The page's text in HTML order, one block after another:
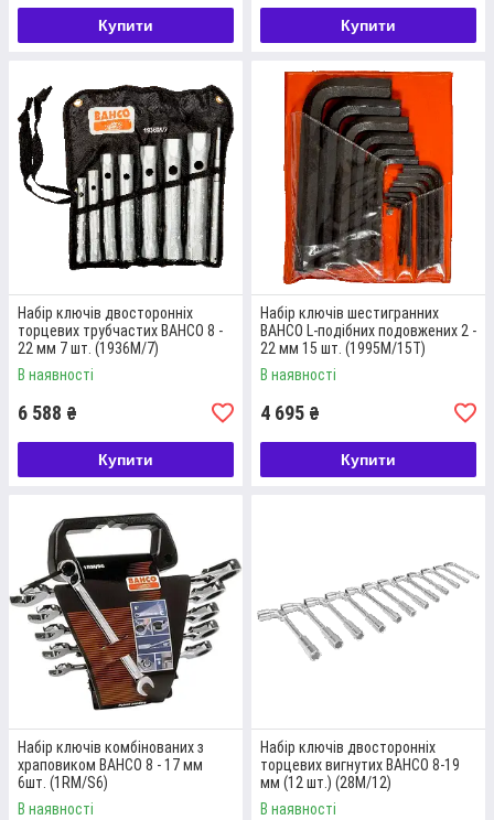
Купити Купити
Набір ключів двосторонніх
торцевих трубчастих BAHCO 8 -
22 мм 7 шт. (1936M/7)
В наявності
6 588 ₴
Купити
Набір ключів шестигранних
BAHCO L-подібних подовжених 2 -
22 мм 15 шт. (1995M/15T)
В наявності
4 695 ₴
Купити
Набір ключів комбінованих з
храповиком BAHCO 8 - 17 мм
6шт. (1RM/S6)
В наявності
Набір ключів двосторонніх
торцевих вигнутих BAHCO 8-19
мм (12 шт.) (28M/12)
В наявності